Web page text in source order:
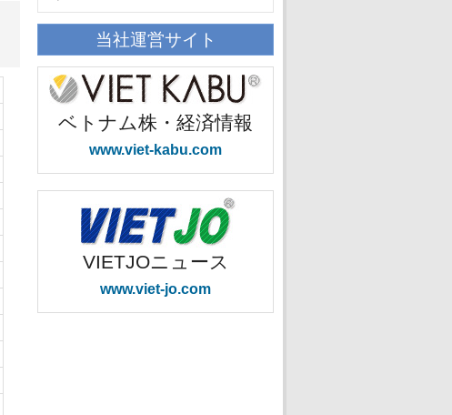
当社運営サイト
ベトナム株・経済情報
www.viet-kabu.com
VIETJOニュース
www.viet-jo.com